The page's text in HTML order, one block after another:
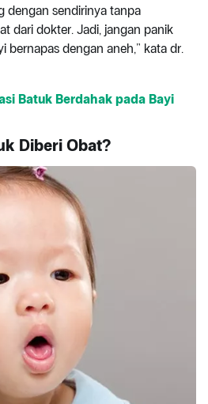
dengan sendirinya tanpa
dari dokter. Jadi, jangan panik
bernapas dengan aneh,” kata dr.
Batuk Berdahak pada Bayi
Diberi Obat?